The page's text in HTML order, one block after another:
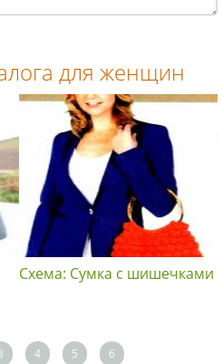
для женщин
Схема: Сумка с шишечками
4 5 6